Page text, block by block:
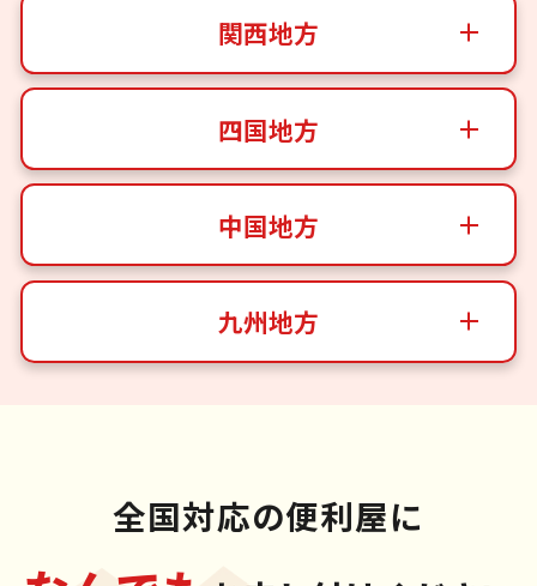
関西地方
四国地方
中国地方
九州地方
全国対応の便利屋に